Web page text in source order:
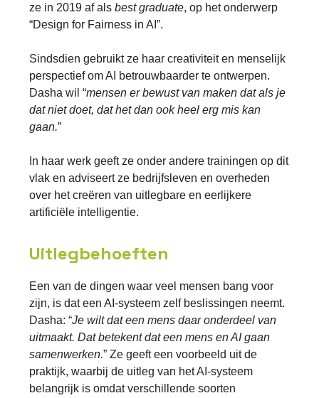
ze in 2019 af als best graduate, op het onderwerp
“Design for Fairness in AI”.
Sindsdien gebruikt ze haar creativiteit en menselijk
perspectief om AI betrouwbaarder te ontwerpen.
Dasha wil “mensen er bewust van maken dat als je
dat niet doet, dat het dan ook heel erg mis kan
gaan.”
In haar werk geeft ze onder andere trainingen op dit
vlak en adviseert ze bedrijfsleven en overheden
over het creëren van uitlegbare en eerlijkere
artificiële intelligentie.
Uitlegbehoeften
Een van de dingen waar veel mensen bang voor
zijn, is dat een AI-systeem zelf beslissingen neemt.
Dasha: “Je wilt dat een mens daar onderdeel van
uitmaakt. Dat betekent dat een mens en AI gaan
samenwerken.” Ze geeft een voorbeeld uit de
praktijk, waarbij de uitleg van het AI-systeem
belangrijk is omdat verschillende soorten